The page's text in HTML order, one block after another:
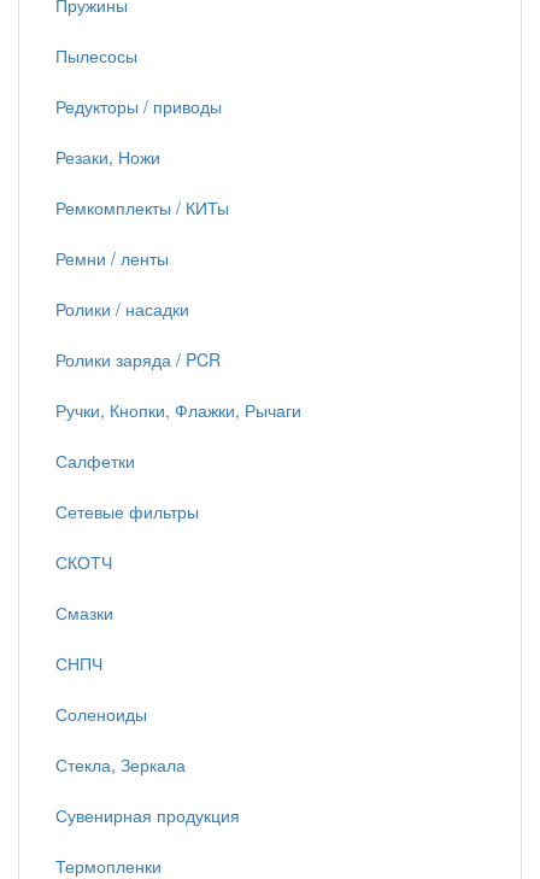
Пружины
Пылесосы
Редукторы / приводы
Резаки, Ножи
Ремкомплекты / КИТы
Ремни / ленты
Ролики / насадки
Ролики заряда / PCR
Ручки, Кнопки, Флажки, Рычаги
Салфетки
Сетевые фильтры
СКОТЧ
Смазки
СНПЧ
Соленоиды
Стекла, Зеркала
Сувенирная продукция
Термопленки